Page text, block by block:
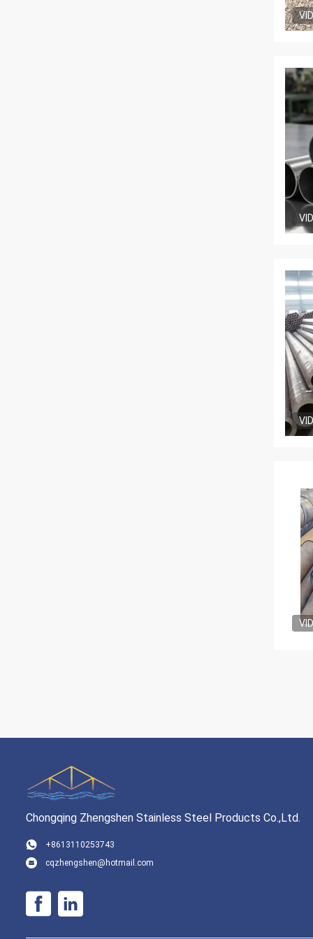
Chongqing Zhengshen Stainless Steel Products Co.,Ltd.
+8613110253743
cqzhengshen@hotmail.com